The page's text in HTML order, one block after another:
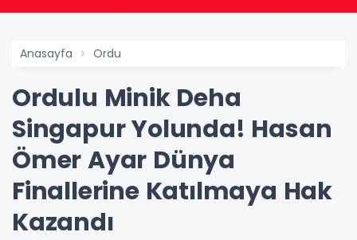
Anasayfa Ordu
Ordulu Minik Deha
Singapur Yolunda! Hasan
Ömer Ayar Dünya
Finallerine Katılmaya Hak
Kazandı